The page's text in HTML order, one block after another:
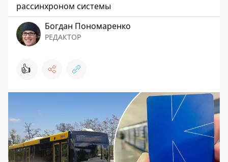
рассинхроном системы
Богдан Пономаренко
РЕДАКТОР
👍